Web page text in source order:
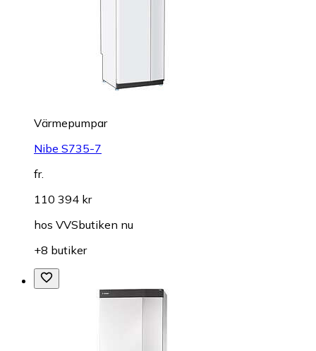
Värmepumpar
Nibe S735-7
fr.
110 394 kr
hos VVSbutiken nu
+8 butiker